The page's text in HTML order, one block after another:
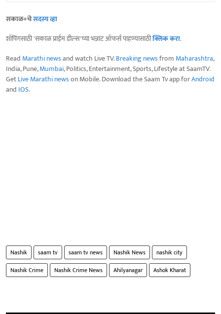
सकाळ+चेसदस्य व्हा
शॉपिंगसाठी 'सकाळ प्राईम डील्स'च्या भन्नाट ऑफर्स पाहण्यासाठीक्लिक करा.
Read Marathi newsand watch Live TV.Breaking newsfrom Maharashtra,
India, Pune,Mumbai, Politics, Entertainment, Sports, Lifestyle at SaamTV.
GetLive Marathi newson Mobile. Download the Saam Tv app forAndroid
and IOS.
Nashik saam tv saam tv news Nashik News
nashik city
Nashik Crime
Nashik Crime News Ahilyanagar Ashok Kharat